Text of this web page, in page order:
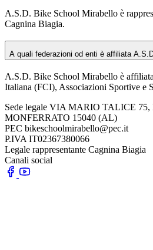
A.S.D. Bike School Mirabello è
Cagnina Biagia.
A quali federazioni od enti è affiliata
A.S.D. Bike School Mirabello è
Italiana (FCI), Associazioni Sportive e
Sede legale VIA MARIO TALICE
MONFERRATO 15040 (AL)
PEC bikeschoolmirabello@pec.it
P.IVA IT02367380066
Legale rappresentante Cagnina Biagia
Canali social